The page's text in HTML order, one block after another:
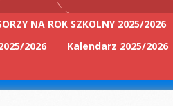
NA ROK SZKOLNY 2025/2026
2026 Kalendarz 2025/2026